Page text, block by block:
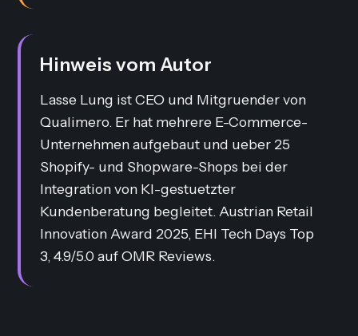
Hinweis vom Autor
Lasse Lung ist CEO und Mitgruender von
Qualimero. Er hat mehrere E-Commerce-
Unternehmen aufgebaut und ueber 25
Shopify- und Shopware-Shops bei der
Integration von KI-gestuetzter
Kundenberatung begleitet. Austrian Retail
Innovation Award 2025, EHI Tech Days Top
3, 4.9/5.0 auf OMR Reviews.